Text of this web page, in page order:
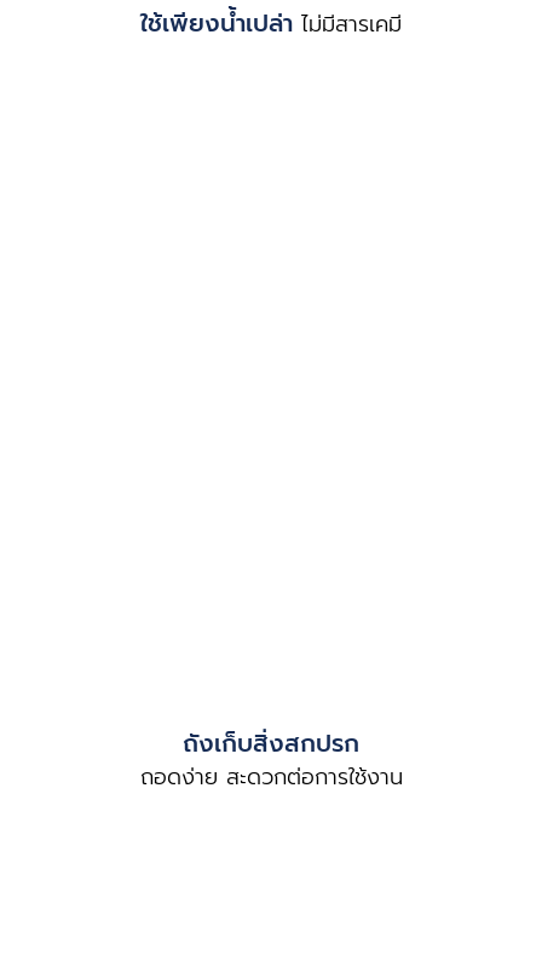
ใช้เพียงน้ำเปล่า ไม่มีสารเคมี
ถังเก็บสิ่งสกปรก
ถอดง่าย สะดวกต่อการใช้งาน